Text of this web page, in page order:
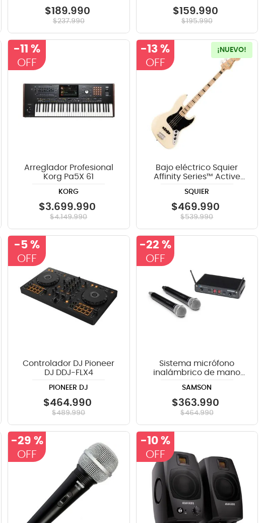
$189.990
$237.990
$159.990
$195.990
-11 %
Arreglador Profesional
Korg Pa5X 61
KORG
$3.699.990
$4.149.990
-13 % ¡NUEVO!
Bajo eléctrico Squier
Affinity Series™ Active
White
SQUIER
$469.990
$539.990
-5 %
Controlador DJ Pioneer
DJ DDJ-FLX4
PIONEER DJ
$464.990
$489.990
-22 %
Sistema micrófono
inalámbrico de mano
SAMSON
$363.990
$464.990
-29 % -10 %